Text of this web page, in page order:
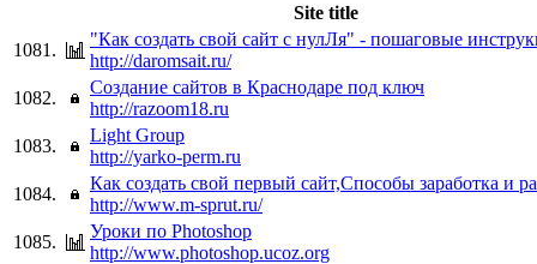
Site title
1081.
"Как создать свой сайт с нулЛя" - пошаговые
http://daromsait.ru/
1082.
Создание сайтов в Краснодаре под ключ
http://razoom18.ru
1083.
Light Group
http://yarko-perm.ru
1084.
Как создать свой первый сайт,Способы заработка и
http://www.m-sprut.ru/
1085.
Уроки по Photoshop
http://www.photoshop.ucoz.org